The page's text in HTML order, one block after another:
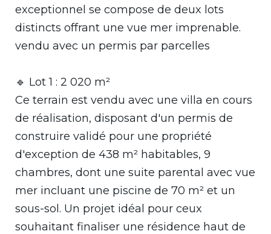
exceptionnel se compose de deux lots
distincts offrant une vue mer imprenable.
vendu avec un permis par parcelles
🔹 Lot 1 : 2 020 m²
Ce terrain est vendu avec une villa en cours
de réalisation, disposant d'un permis de
construire validé pour une propriété
d'exception de 438 m² habitables, 9
chambres, dont une suite parental avec vue
mer incluant une piscine de 70 m² et un
sous-sol. Un projet idéal pour ceux
souhaitant finaliser une résidence haut de